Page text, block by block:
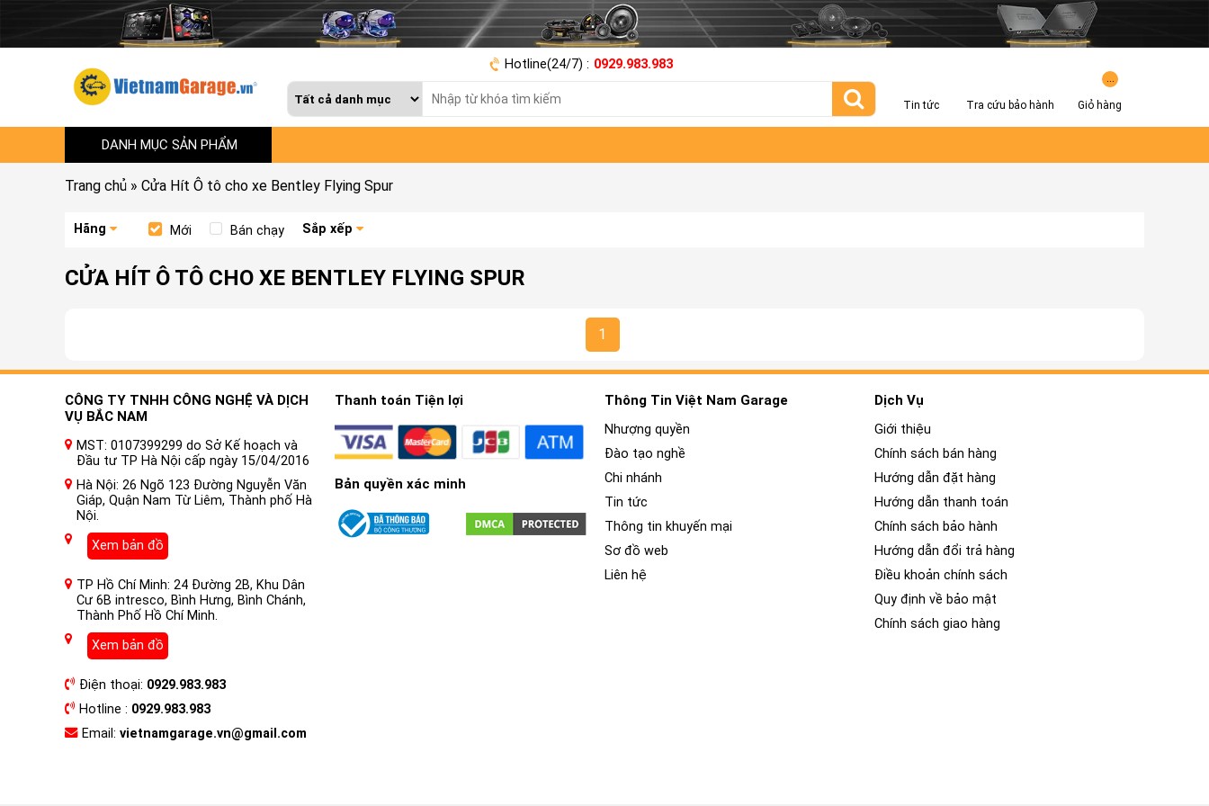
Hotline(24/7) : 0929.983.983
Tin tức Tra cứu bảo hành Giỏ hàng
DANH MỤC SẢN PHẨM
Trang chủ » Cửa Hít Ô tô cho xe Bentley Flying Spur
Hãng Mới Bán chạy Sắp xếp
CỬA HÍT Ô TÔ CHO XE BENTLEY FLYING SPUR
1
CÔNG TY TNHH CÔNG NGHỆ VÀ DỊCH
VỤ BẮC NAM
MST: 0107399299 do Sở Kế hoạch và
Đầu tư TP Hà Nội cấp ngày 15/04/2016
Hà Nội: 26 Ngõ 123 Đường Nguyễn Văn
Giáp, Quận Nam Từ Liêm, Thành phố Hà
Nội.
Xem bản đồ
TP Hồ Chí Minh: 24 Đường 2B, Khu Dân
Cư 6B intresco, Bình Hưng, Bình Chánh,
Thành Phố Hồ Chí Minh.
Xem bản đồ
Điện thoại: 0929.983.983
Hotline : 0929.983.983
Email: vietnamgarage.vn@gmail.com
Thanh toán Tiện lợi
Bản quyền xác minh
Thông Tin Việt Nam Garage
Nhượng quyền
Đào tạo nghề
Chi nhánh
Tin tức
Thông tin khuyến mại
Sơ đồ web
Liên hệ
Dịch Vụ
Giới thiệu
Chính sách bán hàng
Hướng dẫn đặt hàng
Hướng dẫn thanh toán
Chính sách bảo hành
Hướng dẫn đổi trả hàng
Điều khoản chính sách
Quy định về bảo mật
Chính sách giao hàng